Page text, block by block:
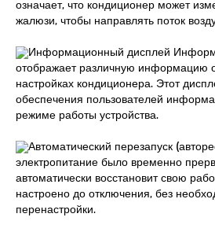
означает, что кондиционер может
жалюзи, чтобы направлять поток
Информационный дисплей
отображает различную информацию
настройках кондиционера. Этот
обеспечения пользователей
режиме работы устройства.
Автоматический перезапуск
электропитание было временно
автоматически восстановит свою
настроено до отключения, без
перенастройки.